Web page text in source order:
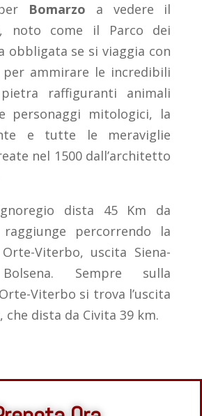
Bomarzo a vedere il
noto come il Parco dei
obbligata se si viaggia con
ammirare le incredibili
raffiguranti animali
personaggi mitologici, la
e tutte le meraviglie
nel 1500 dall’architetto
dista 45 Km da
percorrendo la
Viterbo, uscita Siena-
Sempre sulla
Viterbo si trova l’uscita
che dista da Civita 39 km.